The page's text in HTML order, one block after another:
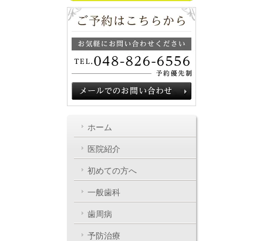
ホーム
医院紹介
初めての方へ
一般歯科
歯周病
予防治療